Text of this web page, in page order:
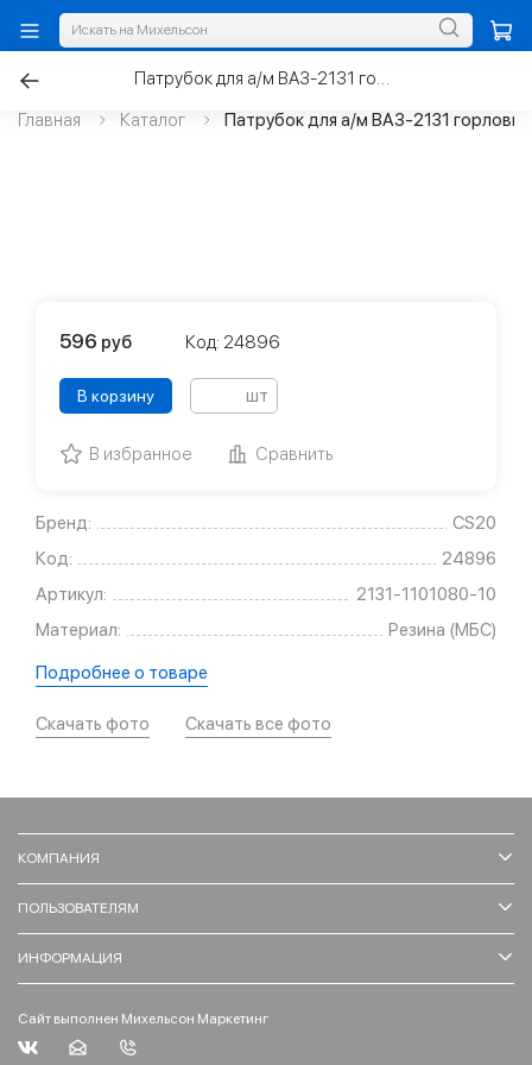
Главная Каталог Патрубок для а/м ВАЗ-2131
Бренд:
CS20
Код:
24896
Артикул:
2131-1101080-10
Материал:
Резина (МБС)
Подробнее о товаре
Скачать фото Скачать все фото
596 руб Код: 24896
В корзину шт
В избранное Сравнить
КОМПАНИЯ
ПОЛЬЗОВАТЕЛЯМ
ИНФОРМАЦИЯ
Сайт выполнен Михельсон Маркетинг